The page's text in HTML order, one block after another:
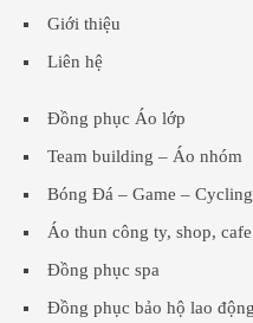
Giới thiệu
Liên hệ
Đồng phục Áo lớp
Team building – Áo nhóm
Bóng Đá – Game – Cycling
Áo thun công ty, shop, cafe
Đồng phục spa
Đồng phục bảo hộ lao động